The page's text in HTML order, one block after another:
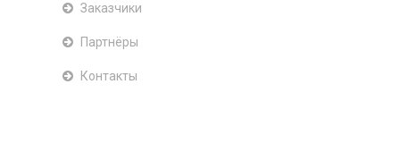
Заказчики
Партнёры
Контакты